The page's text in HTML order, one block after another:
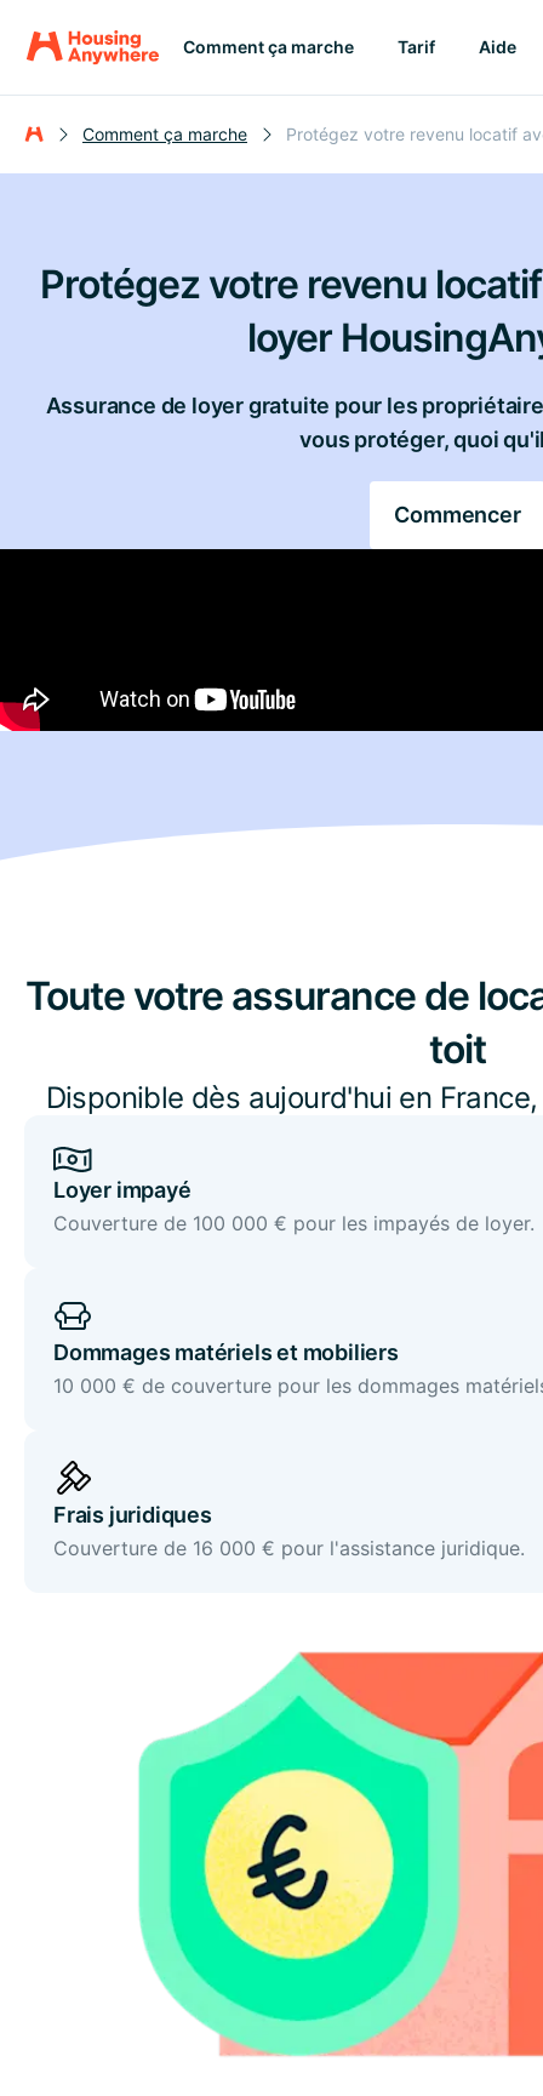
Comment ça marche Tarif Aide
Comment ça marche Protégez votre revenu locatif
Protégez votre revenu
loyer
Assurance de loyer gratuite pour les
vous protéger, quoi
Commencer
Toute votre assurance de
toit
Disponible dès aujourd'hui en
Loyer impayé
Couverture de 100 000 € pour les impayés de loyer.
Dommages matériels et mobiliers
10 000 € de couverture pour les dommages
Frais juridiques
Couverture de 16 000 € pour l'assistance juridique.